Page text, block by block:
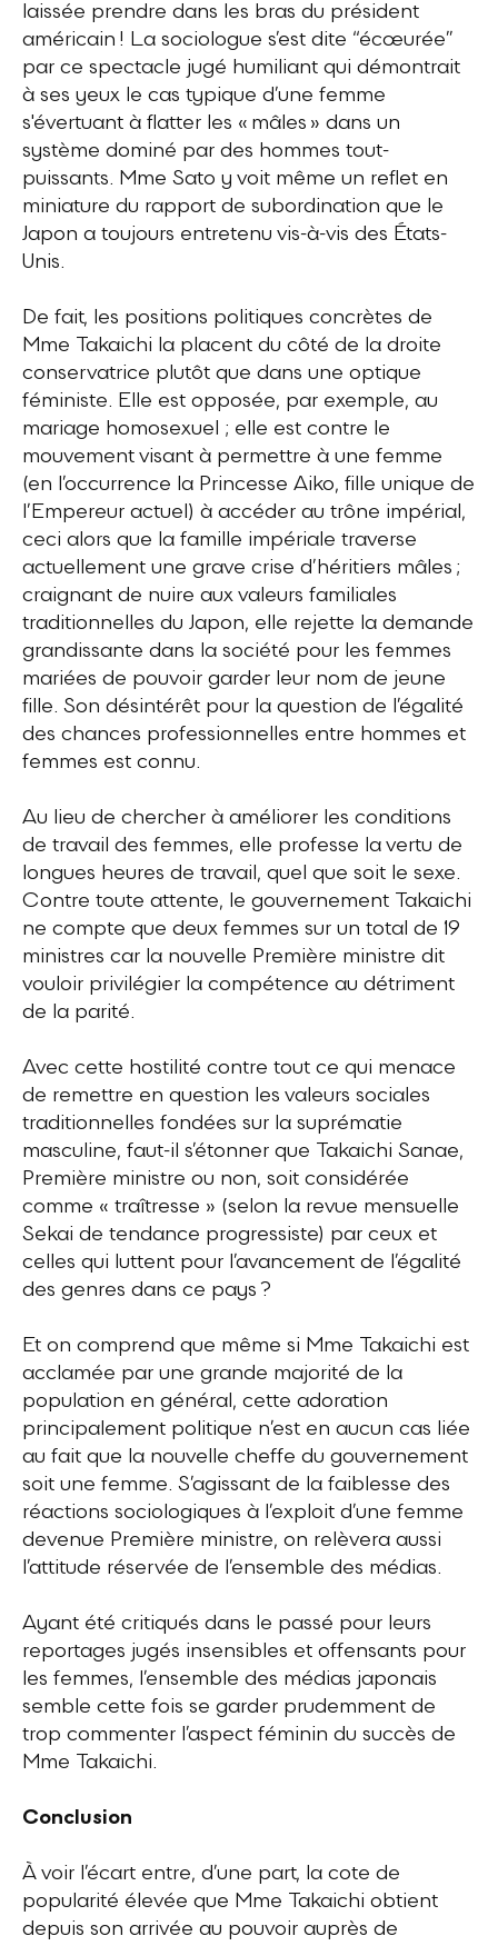
laissée prendre dans les bras du président
américain ! La sociologue s’est dite “écœurée”
par ce spectacle jugé humiliant qui démontrait
à ses yeux le cas typique d’une femme
s'évertuant à flatter les « mâles » dans un
système dominé par des hommes tout-
puissants. Mme Sato y voit même un reflet en
miniature du rapport de subordination que le
Japon a toujours entretenu vis-à-vis des États-
Unis.
De fait, les positions politiques concrètes de
Mme Takaichi la placent du côté de la droite
conservatrice plutôt que dans une optique
féministe. Elle est opposée, par exemple, au
mariage homosexuel ; elle est contre le
mouvement visant à permettre à une femme
(en l’occurrence la Princesse Aiko, fille unique de
l’Empereur actuel) à accéder au trône impérial,
ceci alors que la famille impériale traverse
actuellement une grave crise d’héritiers mâles ;
craignant de nuire aux valeurs familiales
traditionnelles du Japon, elle rejette la demande
grandissante dans la société pour les femmes
mariées de pouvoir garder leur nom de jeune
fille. Son désintérêt pour la question de l’égalité
des chances professionnelles entre hommes et
femmes est connu.
Au lieu de chercher à améliorer les conditions
de travail des femmes, elle professe la vertu de
longues heures de travail, quel que soit le sexe.
Contre toute attente, le gouvernement Takaichi
ne compte que deux femmes sur un total de 19
ministres car la nouvelle Première ministre dit
vouloir privilégier la compétence au détriment
de la parité.
Avec cette hostilité contre tout ce qui menace
de remettre en question les valeurs sociales
traditionnelles fondées sur la suprématie
masculine, faut-il s’étonner que Takaichi Sanae,
Première ministre ou non, soit considérée
comme « traîtresse » (selon la revue mensuelle
Sekai de tendance progressiste) par ceux et
celles qui luttent pour l’avancement de l’égalité
des genres dans ce pays ?
Et on comprend que même si Mme Takaichi est
acclamée par une grande majorité de la
population en général, cette adoration
principalement politique n’est en aucun cas liée
au fait que la nouvelle cheffe du gouvernement
soit une femme. S’agissant de la faiblesse des
réactions sociologiques à l’exploit d’une femme
devenue Première ministre, on relèvera aussi
l’attitude réservée de l’ensemble des médias.
Ayant été critiqués dans le passé pour leurs
reportages jugés insensibles et offensants pour
les femmes, l’ensemble des médias japonais
semble cette fois se garder prudemment de
trop commenter l’aspect féminin du succès de
Mme Takaichi.
Conclusion
À voir l’écart entre, d’une part, la cote de
popularité élevée que Mme Takaichi obtient
depuis son arrivée au pouvoir auprès de